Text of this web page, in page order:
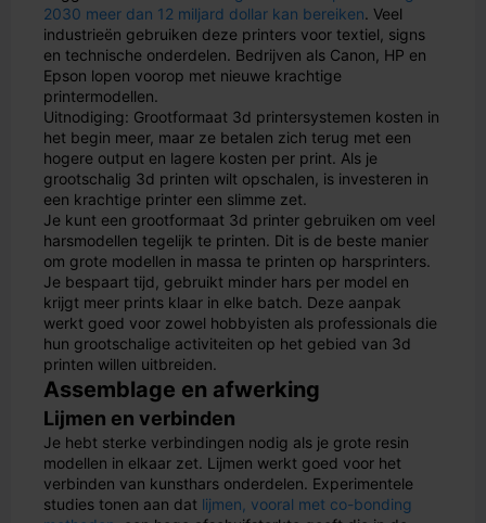
2030 meer dan 12 miljard dollar kan bereiken. Veel
industrieën gebruiken deze printers voor textiel, signs
en technische onderdelen. Bedrijven als Canon, HP en
Epson lopen voorop met nieuwe krachtige
printermodellen.
Uitnodiging: Grootformaat 3d printersystemen kosten in
het begin meer, maar ze betalen zich terug met een
hogere output en lagere kosten per print. Als je
grootschalig 3d printen wilt opschalen, is investeren in
een krachtige printer een slimme zet.
Je kunt een grootformaat 3d printer gebruiken om veel
harsmodellen tegelijk te printen. Dit is de beste manier
om grote modellen in massa te printen op harsprinters.
Je bespaart tijd, gebruikt minder hars per model en
krijgt meer prints klaar in elke batch. Deze aanpak
werkt goed voor zowel hobbyisten als professionals die
hun grootschalige activiteiten op het gebied van 3d
printen willen uitbreiden.
Assemblage en afwerking
Lijmen en verbinden
Je hebt sterke verbindingen nodig als je grote resin
modellen in elkaar zet. Lijmen werkt goed voor het
verbinden van kunsthars onderdelen. Experimentele
studies tonen aan dat lijmen, vooral met co-bonding